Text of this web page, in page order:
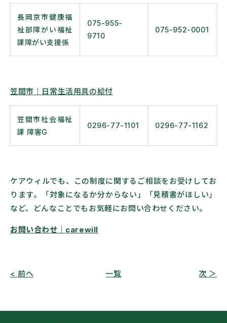
長岡京市健康福
祉部障がい福祉
課障がい支援係
075-955-
9710
075-952-0001
笠間市 日常生活用具の給付
笠間市社会福祉
課 障害G
0296-77-1101 0296-77-1162
ケアウィルでも、この制度に関するご相談をお受けしてお
ります。「対象になるか分からない」「見積書がほしい」
など、どんなことでもお気軽にお問い合わせください。
お問い合わせ｜carewill
< 前へ 一覧 次 ＞